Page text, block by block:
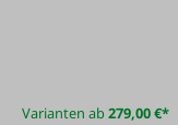
Varianten ab279,00 €*